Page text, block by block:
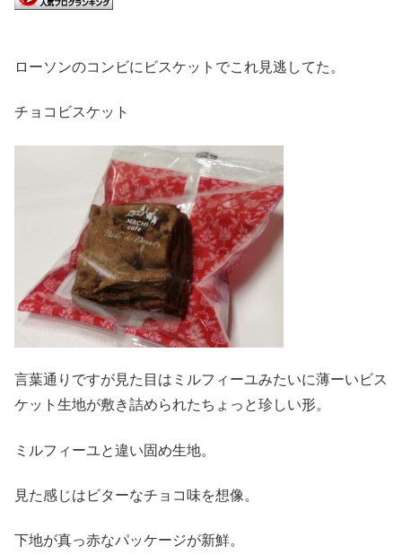
ローソンのコンビにビスケットでこれ見逃してた。
チョコビスケット
言葉通りですが見た目はミルフィーユみたいに薄ーいビス
ケット生地が敷き詰められたちょっと珍しい形。
ミルフィーユと違い固め生地。
見た感じはビターなチョコ味を想像。
下地が真っ赤なパッケージが新鮮。